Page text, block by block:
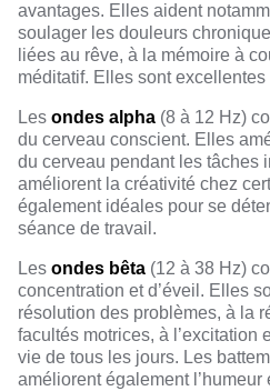
avantages. Elles aident
soulager les douleurs
liées au rêve, à la mémoire à
méditatif. Elles sont
Les ondes alpha (8 à 12 Hz)
du cerveau conscient. Elles
du cerveau pendant les tâches
améliorent la créativité chez
également idéales pour se
séance de travail.
Les ondes bêta (12 à 38 Hz)
concentration et d’éveil. Elles
résolution des problèmes, à la
facultés motrices, à l’excitation
vie de tous les jours. Les
améliorent également